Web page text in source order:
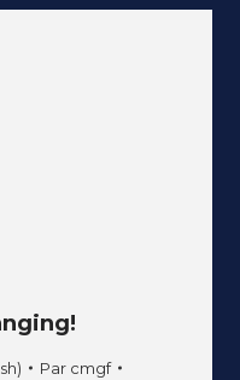
Par cmgf